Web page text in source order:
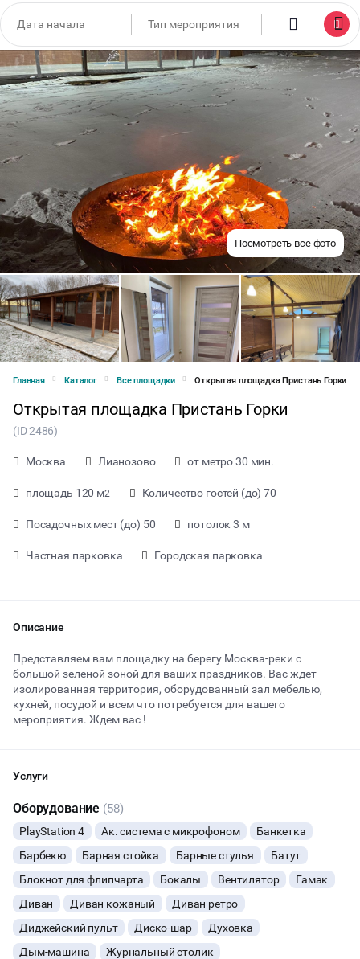
Посмотреть все фото
Главная Каталог Все площадки Открытая площадка Пристань Горки
Открытая площадка Пристань Горки
(ID 2486)
Москва Лианозово от метро 30 мин.
площадь 120 м2 Количество гостей (до) 70
Посадочных мест (до) 50 потолок 3 м
Частная парковка Городская парковка
Описание
Представляем вам площадку на берегу Москва-реки с
большой зеленой зоной для ваших праздников. Вас ждет
изолированная территория, оборудованный зал мебелью,
кухней, посудой и всем что потребуется для вашего
мероприятия. Ждем вас !
Услуги
Оборудование (58)
PlayStation 4 Ак. система с микрофоном
Банкетка
Барбекю
Барная стойка Барные стулья
Батут
Блокнот для флипчарта
Бокалы Вентилятор
Гамак
Диван
Диван кожаный
Диван ретро
Диджейский пульт
Диско-шар
Духовка
Дым-машина
Журнальный столик
от 2000 ₽ за час
Тип мероприятия
ДЕНЬ РОЖДЕНИЯ
ДЕВИЧНИК
ДЕТСКИЕ ПРАЗДНИКИ
СВАДЬБЫ
Начало
ОСТАВИТЬ ЗАЯВКУ